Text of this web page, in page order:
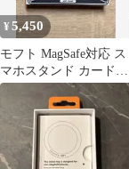
¥5,450
モフト MagSafe対応 ス
マホスタンド カードケ
ース 運転免許証・クレ
ジットカード収納 縦横
スタンド機能 iPhone対
応 超薄型 磁気干渉防止
シート不要 ジェットブ